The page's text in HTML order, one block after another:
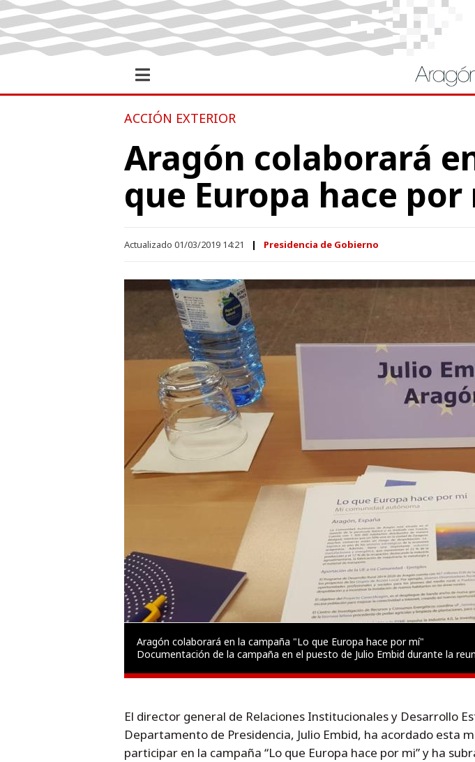
ACCIÓN EXTERIOR
Aragón colaborará
que Europa hace
Actualizado 01/03/2019 14:21 Presidencia de Gobierno
Aragón colaborará en la campaña "Lo que Europa hace por mí"
Documentación de la campaña en el puesto de Julio Embid durante la
El director general de Relaciones Institucionales y Desarrollo
Departamento de Presidencia, Julio Embid, ha acordado esta
participar en la campaña “Lo que Europa hace por mi” y ha